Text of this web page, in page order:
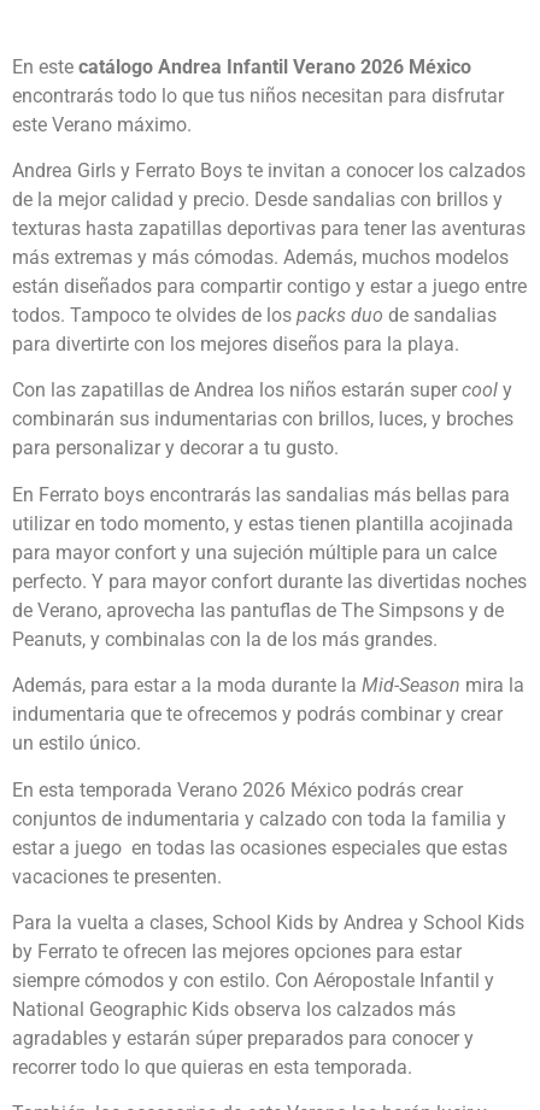
En este catálogo Andrea Infantil Verano 2026 México
encontrarás todo lo que tus niños necesitan para disfrutar
este Verano máximo.
Andrea Girls y Ferrato Boys te invitan a conocer los calzados
de la mejor calidad y precio. Desde sandalias con brillos y
texturas hasta zapatillas deportivas para tener las aventuras
más extremas y más cómodas. Además, muchos modelos
están diseñados para compartir contigo y estar a juego entre
todos. Tampoco te olvides de los packs duo de sandalias
para divertirte con los mejores diseños para la playa.
Con las zapatillas de Andrea los niños estarán super cool y
combinarán sus indumentarias con brillos, luces, y broches
para personalizar y decorar a tu gusto.
En Ferrato boys encontrarás las sandalias más bellas para
utilizar en todo momento, y estas tienen plantilla acojinada
para mayor confort y una sujeción múltiple para un calce
perfecto. Y para mayor confort durante las divertidas noches
de Verano, aprovecha las pantuflas de The Simpsons y de
Peanuts, y combinalas con la de los más grandes.
Además, para estar a la moda durante la Mid-Season mira la
indumentaria que te ofrecemos y podrás combinar y crear
un estilo único.
En esta temporada Verano 2026 México podrás crear
conjuntos de indumentaria y calzado con toda la familia y
estar a juego en todas las ocasiones especiales que estas
vacaciones te presenten.
Para la vuelta a clases, School Kids by Andrea y School Kids
by Ferrato te ofrecen las mejores opciones para estar
siempre cómodos y con estilo. Con Aéropostale Infantil y
National Geographic Kids observa los calzados más
agradables y estarán súper preparados para conocer y
recorrer todo lo que quieras en esta temporada.